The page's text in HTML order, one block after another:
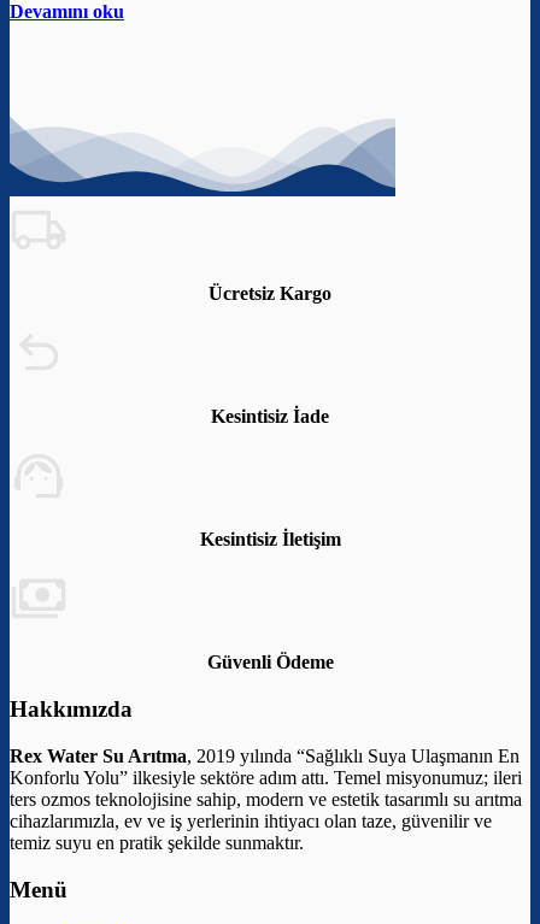
Devamını oku
Ücretsiz Kargo
Kesintisiz İade
Kesintisiz İletişim
Güvenli Ödeme
Hakkımızda
Rex Water Su Arıtma, 2019 yılında “Sağlıklı Suya Ulaşmanın En
Konforlu Yolu” ilkesiyle sektöre adım attı. Temel misyonumuz; ileri
ters ozmos teknolojisine sahip, modern ve estetik tasarımlı su arıtma
cihazlarımızla, ev ve iş yerlerinin ihtiyacı olan taze, güvenilir ve
temiz suyu en pratik şekilde sunmaktır.
Menü